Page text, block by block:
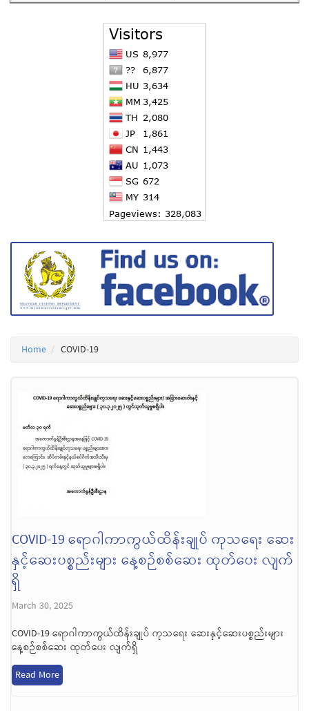
Home COVID-19
COVID-19 ရောဂါကာကွယ်ထိန်းချုပ် ကုသရေး ဆေး
နှင့်ဆေးပစ္စည်းများ နေ့စဉ်စစ်ဆေး ထုတ်ပေး လျက်
ရှိ
March 30, 2025
COVID-19 ရောဂါကာကွယ်ထိန်းချုပ် ကုသရေး ဆေးနှင့်ဆေးပစ္စည်းများ
နေ့စဉ်စစ်ဆေး ထုတ်ပေး လျက်ရှိ
Read More